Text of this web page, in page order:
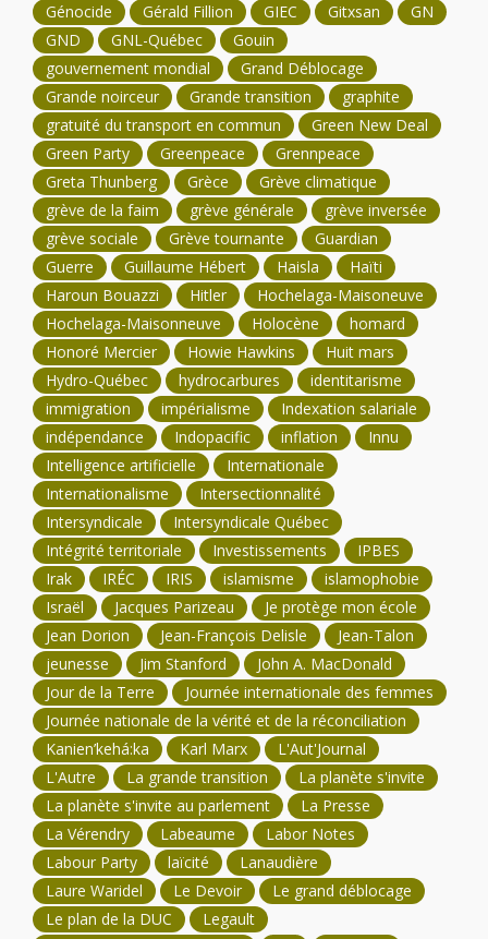
Génocide
Gérald Fillion GIEC Gitxsan
GN
GND
GNL-Québec
Gouin
gouvernement mondial
Grand Déblocage
Grande noirceur
Grande transition
graphite
gratuité du transport en commun
Green New Deal
Green Party
Greenpeace
Grennpeace
Greta Thunberg
Grèce
Grève climatique
grève de la faim
grève générale
grève inversée
grève sociale
Grève tournante
Guardian
Guerre
Guillaume Hébert Haisla
Haïti
Haroun Bouazzi
Hitler
Hochelaga-Maisoneuve
Hochelaga-Maisonneuve
Holocène
homard
Honoré Mercier
Howie Hawkins
Huit mars
Hydro-Québec
hydrocarbures
identitarisme
immigration
impérialisme
Indexation salariale
indépendance
Indopacific inflation
Innu
Intelligence artificielle
Internationale
Internationalisme
Intersectionnalité
Intersyndicale
Intersyndicale Québec
Intégrité territoriale
Investissements
IPBES
Irak
IRÉC IRIS islamisme
islamophobie
Israël
Jacques Parizeau
Je protège mon école
Jean Dorion
Jean-François Delisle
Jean-Talon
jeunesse
Jim Stanford
John A. MacDonald
Jour de la Terre
Journée internationale des femmes
Journée nationale de la vérité et de la réconciliation
Kanien’kehá:ka
Karl Marx
L'Aut'Journal
L'Autre
La grande transition
La planète s'invite
La planète s'invite au parlement
La Presse
La Vérendry
Labeaume
Labor Notes
Labour Party
laïcité
Lanaudière
Laure Waridel
Le Devoir
Le grand déblocage
Le plan de la DUC
Legault